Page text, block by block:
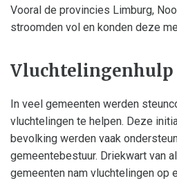
Vooral de provincies Limburg,
stroomden vol en konden deze
Vluchtelingenhulp
In veel gemeenten werden
vluchtelingen te helpen. Deze
bevolking werden vaak
gemeentebestuur. Driekwart van
gemeenten nam vluchtelingen op